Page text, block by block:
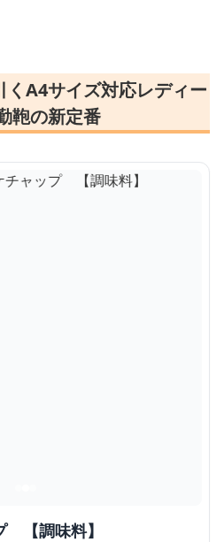
A4サイズ対応レディー
鞄の新定番
【調味料】